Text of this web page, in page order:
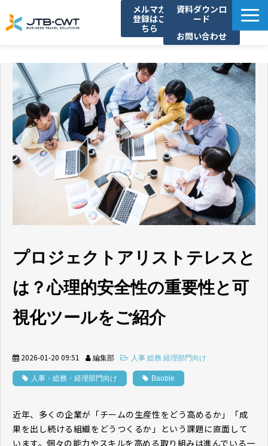
メルマガ
登録はこ
ちら
資料ダウンロ
ード
お問い合わせ
ソリューション紹介
導入事例
セミナー/イベント
コラム
お知らせ
よくあるご質問
プロジェクトアリストテレスと
は？心理的安全性の重要性と可
視化ツールをご紹介
2026-01-20 09:51 編集部 人事 総務 経理部門向け
人事・総務・経理部門向け Baoble
近年、多くの企業が「チームの生産性をどう高めるか」「成
果を出し続ける組織をどうつくるか」という課題に直面して
います。個々の能力やスキルを高める取り組みは進んでいる一